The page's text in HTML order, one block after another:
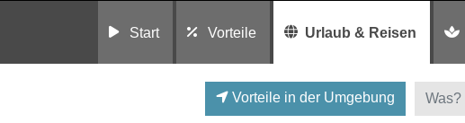
Start Vorteile Urlaub & Reisen
Vorteile in der Umgebung